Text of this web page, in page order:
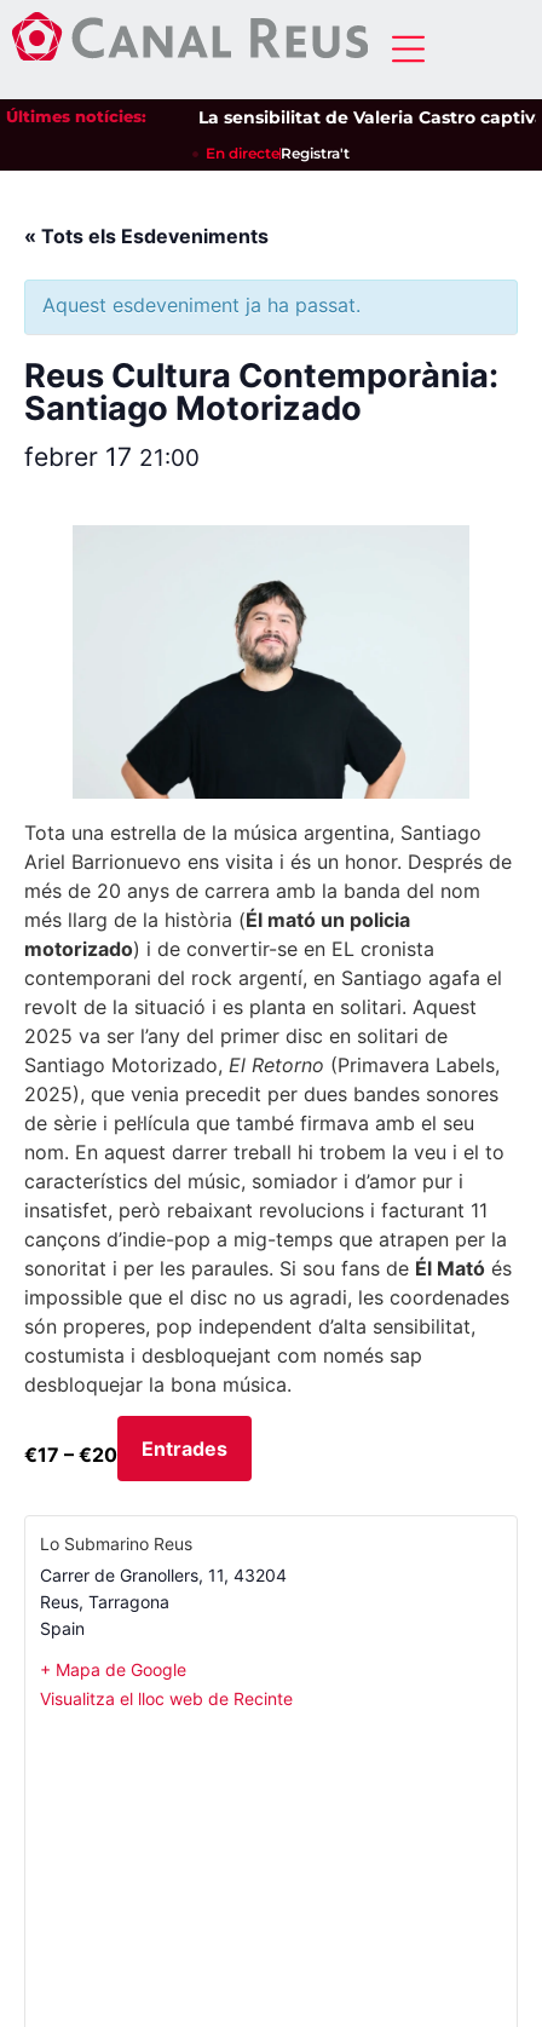
Últimes notícies: La sensibilitat de Valeria Castro
En directeRegistra't
« Tots els Esdeveniments
Aquest esdeveniment ja ha passat.
Reus Cultura Contemporània:
Santiago Motorizado
febrer 17 21:00
Tota una estrella de la música argentina, Santiago
Ariel Barrionuevo ens visita i és un honor. Després de
més de 20 anys de carrera amb la banda del nom
més llarg de la història (Él mató un policia
motorizado) i de convertir-se en EL cronista
contemporani del rock argentí, en Santiago agafa el
revolt de la situació i es planta en solitari. Aquest
2025 va ser l’any del primer disc en solitari de
Santiago Motorizado, El Retorno (Primavera Labels,
2025), que venia precedit per dues bandes sonores
de sèrie i pel·lícula que també firmava amb el seu
nom. En aquest darrer treball hi trobem la veu i el to
característics del músic, somiador i d’amor pur i
insatisfet, però rebaixant revolucions i facturant 11
cançons d’indie-pop a mig-temps que atrapen per la
sonoritat i per les paraules. Si sou fans de Él Mató és
impossible que el disc no us agradi, les coordenades
són properes, pop independent d’alta sensibilitat,
costumista i desbloquejant com només sap
desbloquejar la bona música.
€17 – €20 Entrades
Lo Submarino Reus
Carrer de Granollers, 11, 43204
Reus, Tarragona
Spain
+ Mapa de Google
Visualitza el lloc web de Recinte